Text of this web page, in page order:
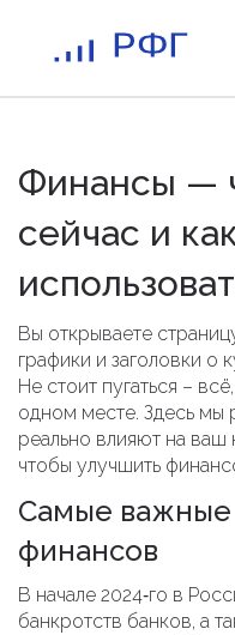
Финансы —
сейчас и
Вы открываете
графики и заголовки о
Не стоит пугаться –
одном месте. Здесь мы
реально влияют на
чтобы улучшить
Самые важные
финансов
В начале 2024‑го в
банкротств банков, а